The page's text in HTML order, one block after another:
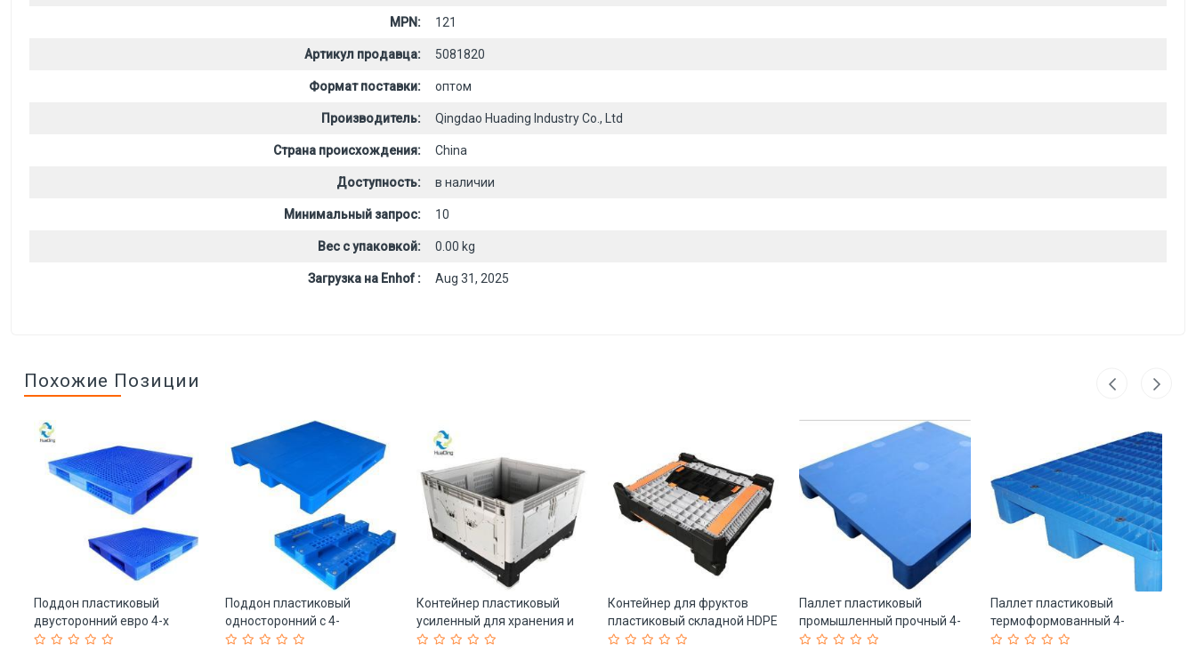
MPN: 121
Артикул продавца: 5081820
Формат поставки: оптом
Производитель: Qingdao Huading Industry Co., Ltd
Страна происхождения: China
Доступность: в наличии
Минимальный запрос: 10
Вес с упаковкой: 0.00 kg
Загрузка на Enhof : Aug 31, 2025
Похожие Позиции
Поддон пластиковый
двусторонний евро 4-х
сторонний HDPE (арт. 25-
Поддон пластиковый
односторонний с 4-
сторонним входом (арт. 25-
Контейнер пластиковый
усиленный для хранения и
транспортировки (арт. 25-
Контейнер для фруктов
пластиковый складной HDPE
прочный (арт. 25-5081833)
Паллет пластиковый
промышленный прочный 4-
сторонний стандарт (арт. 25-
Паллет пластиковый
термоформованный 4-
сторонний 800 lbs (арт. 25-